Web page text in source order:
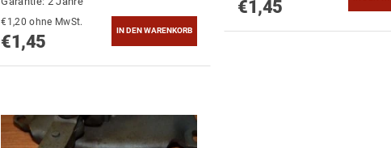
€1,20 ohne MwSt.
€1,45
€1,45